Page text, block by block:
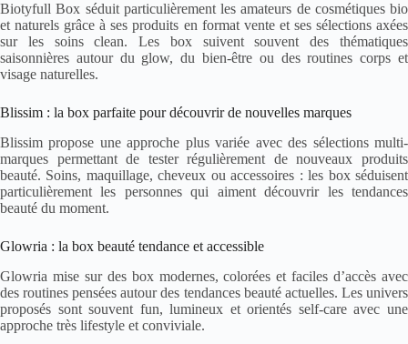
Biotyfull Box séduit particulièrement les amateurs de cosmétiques bio
et naturels grâce à ses produits en format vente et ses sélections axées
sur les soins clean. Les box suivent souvent des thématiques
saisonnières autour du glow, du bien-être ou des routines corps et
visage naturelles.
Blissim : la box parfaite pour découvrir de nouvelles marques
Blissim propose une approche plus variée avec des sélections multi-
marques permettant de tester régulièrement de nouveaux produits
beauté. Soins, maquillage, cheveux ou accessoires : les box séduisent
particulièrement les personnes qui aiment découvrir les tendances
beauté du moment.
Glowria : la box beauté tendance et accessible
Glowria mise sur des box modernes, colorées et faciles d’accès avec
des routines pensées autour des tendances beauté actuelles. Les univers
proposés sont souvent fun, lumineux et orientés self-care avec une
approche très lifestyle et conviviale.